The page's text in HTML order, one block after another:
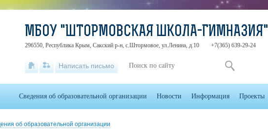
об образовательной организации
МБОУ "ШТОРМОВСКАЯ ШКОЛА-ГИМНАЗИЯ"
296550, Республика Крым, Сакский р-н, с.Штормовое, ул.Ленина, д.10 +7(365) 639-29-24
Написать письмо
Сведения об образовательной организации Новости Информация Проекты